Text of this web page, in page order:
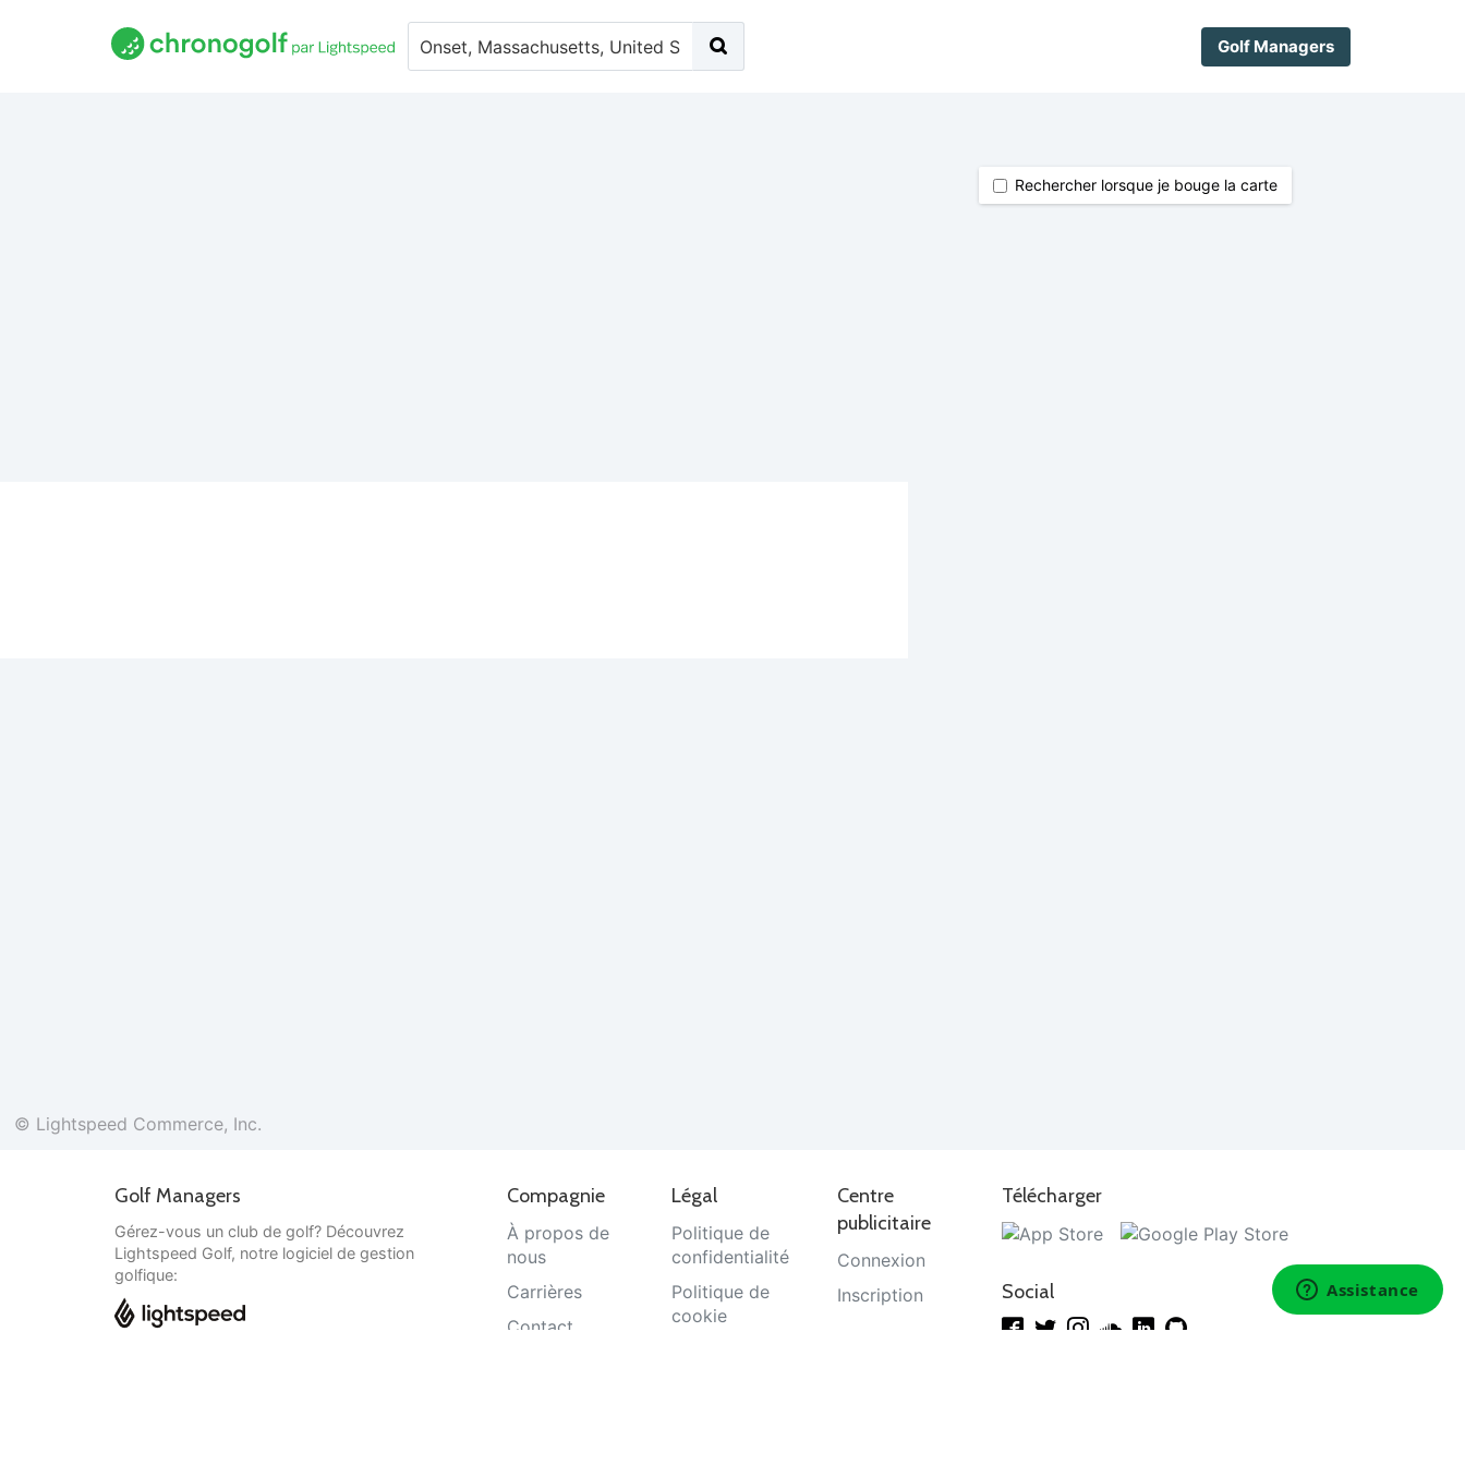
Golf Managers
© Lightspeed Commerce, Inc.
Rechercher lorsque je bouge la carte
Golf Managers
Gérez-vous un club de golf? Découvrez
Lightspeed Golf, notre logiciel de gestion
golfique:
Compagnie
À propos de
nous
Carrières
Contact
Légal
Politique de
confidentialité
Politique de
cookie
Centre
publicitaire
Connexion
Inscription
Télécharger
Social